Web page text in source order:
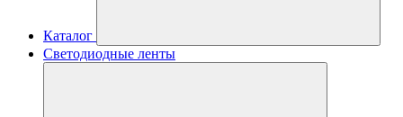
Каталог
Светодиодные ленты